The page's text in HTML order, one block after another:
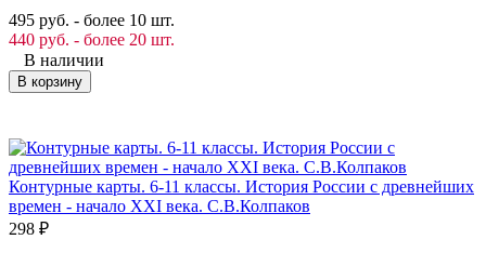
495 руб. - более 10 шт.
440 руб. - более 20 шт.
В наличии
В корзину
Контурные карты. 6-11 классы. История России с древнейших
времен - начало ХХI века. С.В.Колпаков
298 ₽